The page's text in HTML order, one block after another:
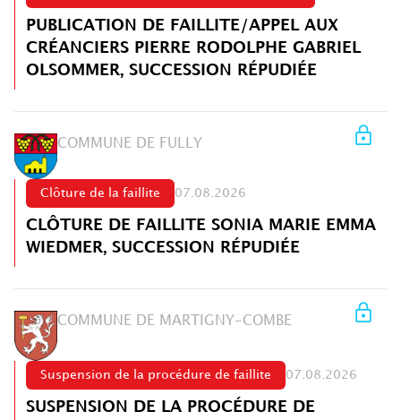
PUBLICATION DE FAILLITE/APPEL AUX
CRÉANCIERS PIERRE RODOLPHE GABRIEL
OLSOMMER, SUCCESSION RÉPUDIÉE
COMMUNE DE FULLY
Clôture de la faillite 07.08.2026
CLÔTURE DE FAILLITE SONIA MARIE EMMA
WIEDMER, SUCCESSION RÉPUDIÉE
COMMUNE DE MARTIGNY-COMBE
Suspension de la procédure de faillite 07.08.2026
SUSPENSION DE LA PROCÉDURE DE